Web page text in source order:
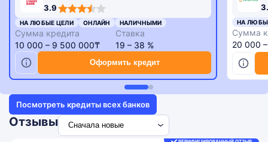
3.9
rating
НА ЛЮБЫЕ ЦЕЛИ ОНЛАЙН НАЛИЧНЫМИ
Сумма кредита
10 000 – 9 500 000₸
Ставка
19 – 38 %
Оформить кредит
НА
Сумма
20 000
Посмотреть кредиты всех банков
Отзывы